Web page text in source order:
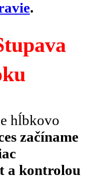
.
hĺbkovo
začíname
a kontrolou